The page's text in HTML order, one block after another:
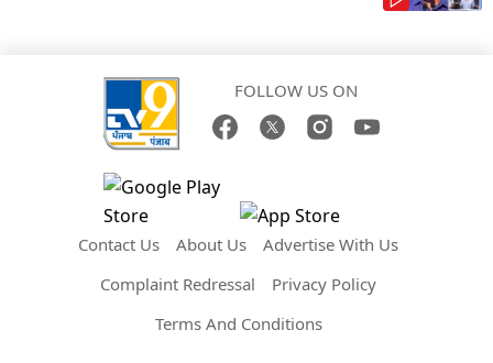
FOLLOW US ON
Contact Us About Us
Advertise With Us
Complaint Redressal
Privacy Policy
Terms And Conditions